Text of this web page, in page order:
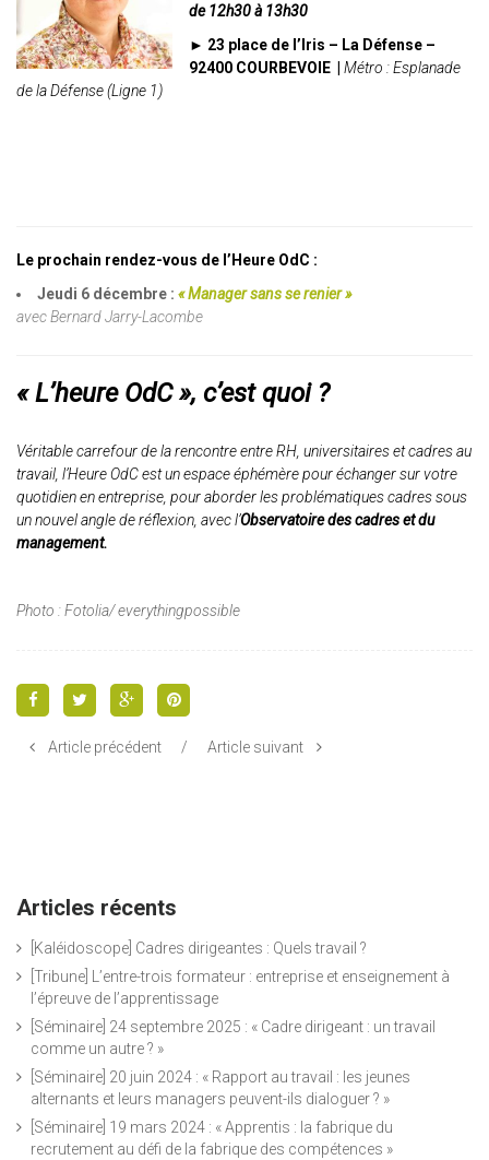
de 12h30 à 13h30
► 23 place de l’Iris – La Défense –
92400 COURBEVOIE | Métro : Esplanade
de la Défense (Ligne 1)
Le prochain rendez-vous de l’Heure OdC :
Jeudi 6 décembre : « Manager sans se renier »
avec Bernard Jarry-Lacombe
« L’heure OdC », c’est quoi ?
Véritable carrefour de la rencontre entre RH, universitaires et cadres au
travail, l’Heure OdC est un espace éphémère pour échanger sur votre
quotidien en entreprise, pour aborder les problématiques cadres sous
un nouvel angle de réflexion, avec l’Observatoire des cadres et du
management.
Photo : Fotolia/ everythingpossible
Article précédent / Article suivant
Articles récents
[Kaléidoscope] Cadres dirigeantes : Quels travail ?
[Tribune] L’entre-trois formateur : entreprise et enseignement à
l’épreuve de l’apprentissage
[Séminaire] 24 septembre 2025 : « Cadre dirigeant : un travail
comme un autre ? »
[Séminaire] 20 juin 2024 : « Rapport au travail : les jeunes
alternants et leurs managers peuvent-ils dialoguer ? »
[Séminaire] 19 mars 2024 : « Apprentis : la fabrique du
recrutement au défi de la fabrique des compétences »